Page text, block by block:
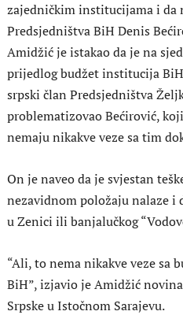
zajedničkim institucijama i da
Predsjedništva BiH Denis
Amidžić je istakao da je na
prijedlog budžet institucija
srpski član Predsjedništva
problematizovao Bećirović,
nemaju nikakve veze sa tim
On je naveo da je svjestan
nezavidnom položaju nalaze i
u Zenici ili banjalučkog
“Ali, to nema nikakve veze sa
BiH”, izjavio je Amidžić
Srpske u Istočnom Sarajevu.